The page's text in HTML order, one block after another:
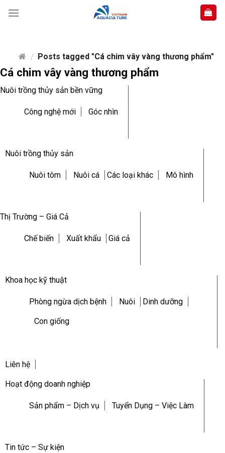
content / Posts tagged "Cá chim vây vàng thương phẩm"
Cá chim vây vàng thương phẩm
Nuôi trồng thủy sản bền vững
Công nghệ mới Góc nhìn
Nuôi trồng thủy sản
Nuôi tôm Nuôi cá Các loại khác Mô hình
Thị Trường – Giá Cả
Chế biến Xuất khẩu Giá cả
Khoa học kỹ thuật
Phòng ngừa dịch bệnh Nuôi Dinh dưỡng
Con giống
Liên hệ
Hoạt động doanh nghiệp
Sản phẩm – Dịch vụ Tuyển Dụng – Việc Làm
Tin tức – Sự kiện